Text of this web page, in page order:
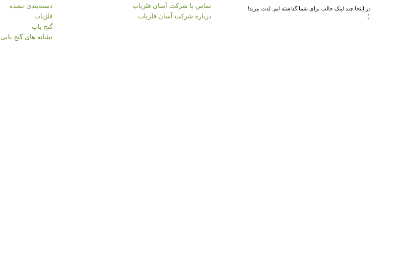
در اینجا چند لینک جالب برای شما گذاشته ایم. لذت ببرید!
:)
تماس با شرکت آسان فلزیاب
درباره شرکت آسان فلزیاب
دسته‌بندی نشده
فلزیاب
گنج یاب
نشانه های گنج یابی